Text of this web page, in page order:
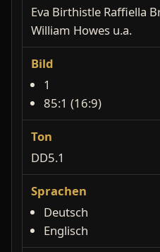
Eva Birthistle Raffiella
William Howes u.a.
Bild
1
85:1 (16:9)
Ton
DD5.1
Sprachen
Deutsch
Englisch